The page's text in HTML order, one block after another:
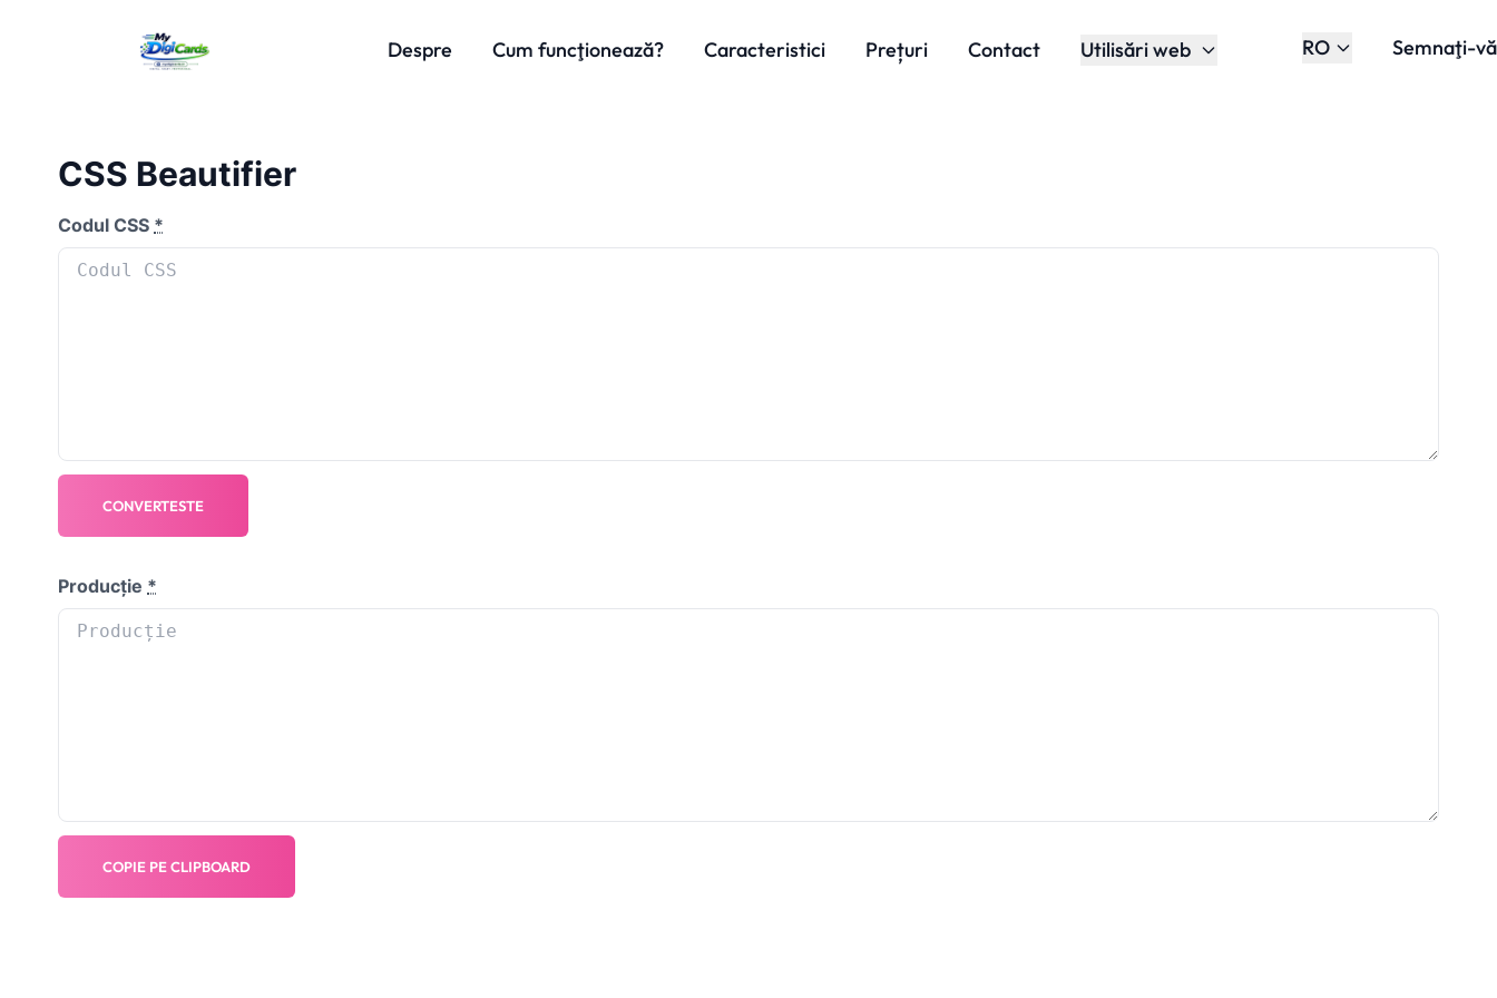
Despre Cum funcţionează? Caracteristici Prețuri Contact Utilisări web RO Semnaţi-vă
CSS Beautifier
Codul CSS *
CONVERTESTE
Producție *
COPIE PE CLIPBOARD